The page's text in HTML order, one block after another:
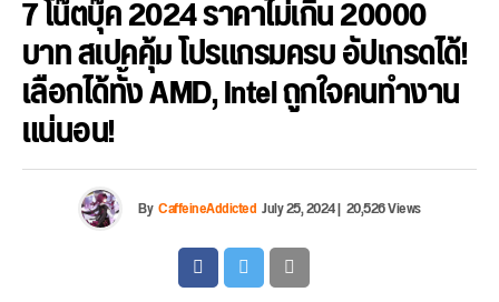
7 โน๊ตบุ๊ค 2024 ราคาไม่เกิน 20000
บาท สเปคคุ้ม โปรแกรมครบ อัปเกรดได้!
เลือกได้ทั้ง AMD, Intel ถูกใจคนทำงาน
แน่นอน!
ByCaffeineAddicted July 25, 2024| 20,526 Views